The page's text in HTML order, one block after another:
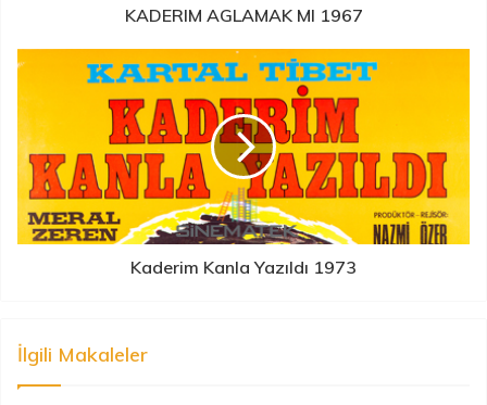
KADERIM AGLAMAK MI 1967
Kaderim Kanla Yazıldı 1973
İlgili Makaleler